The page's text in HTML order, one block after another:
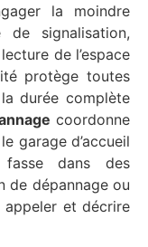
la moindre
signalisation,
de l’espace
protège toutes
durée complète
coordonne
garage d’accueil
dans des
de dépannage ou
appeler et décrire